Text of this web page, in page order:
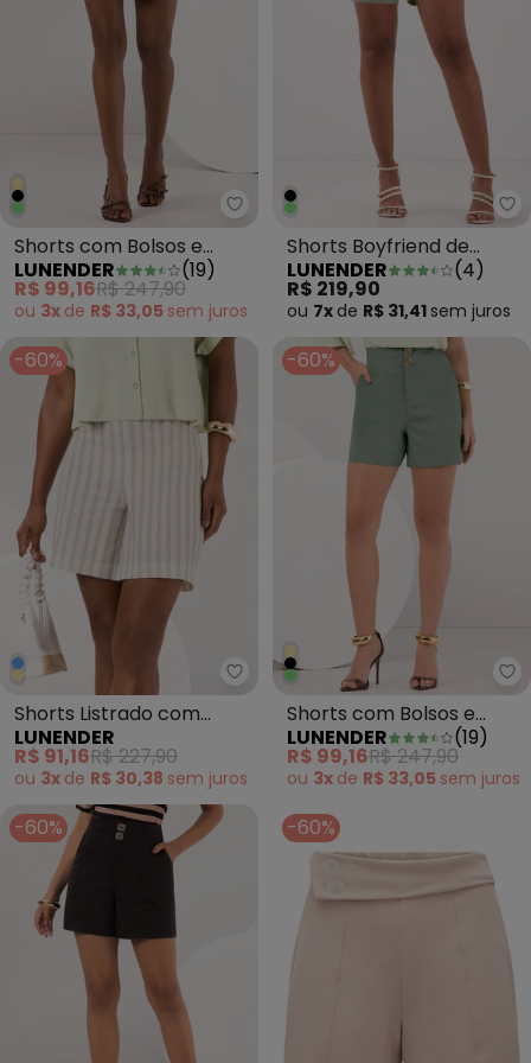
Lunender - Shorts com Bolsos
Shorts com Bolsos e
Abotoamento Duplo
Bege
LUNENDER (19)
R$ 99,16R$ 247,90
ou 3x de R$ 33,05 sem juros
Shorts Boyfriend de
Cintura Média em Sarja
Verde
LUNENDER (4)
R$ 219,90
ou 7x de R$ 31,41 sem juros
-60%
Lunender - Shorts Listrado
Shorts Listrado com
Zíper em Tecido Bege
LUNENDER
R$ 91,16R$ 227,90
ou 3x de R$ 30,38 sem juros
-60%
Shorts com Bolsos e
Abotoamento Duplo
Verde
LUNENDER (19)
R$ 99,16R$ 247,90
ou 3x de R$ 33,05 sem juros
-60% -60%